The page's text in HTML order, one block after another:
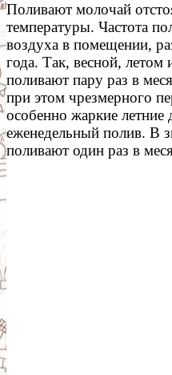
Поливают молочай
температуры. Частота
воздуха в помещении,
года. Так, весной, летом
поливают пару раз в
при этом чрезмерного
особенно жаркие летние
еженедельный полив. В
поливают один раз в